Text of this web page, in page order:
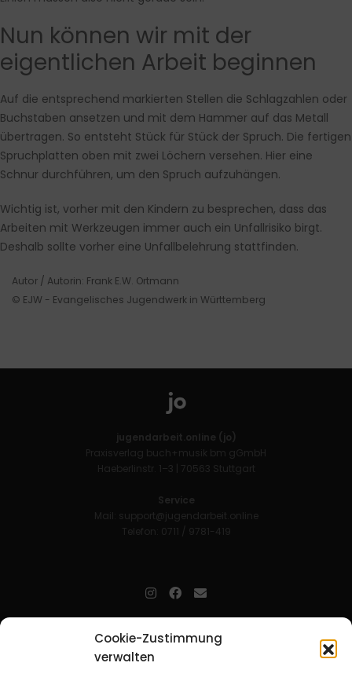
Cookie-Zustimmung
verwalten
Nun können wir mit der
eigentlichen Arbeit beginnen
Auf die entsprechend markierten Stellen die Schlagzahlen oder
Buchstaben ansetzen und mit dem Hammer auf das Metall
übertragen. So entsteht Stück für Stück der Spruch. Die fertigen
Spruchplatten oben mit zwei Löchern versehen. Hier eine
Schnur durchführen, um den Spruch aufzuhängen.
Wichtig ist, vorher mit den Kindern zu besprechen, dass das
Arbeiten mit Werkzeugen immer auch ein Unfallrisiko birgt.
Deshalb sollte vorher eine Unfallbelehrung stattfinden.
Autor / Autorin: Frank E.W. Ortmann
© EJW - Evangelisches Jugendwerk in Württemberg
jugendarbeit.online (jo)
Praxisverlag buch+musik bm gGmbH
Haeberlinstr. 1–3 | 70563 Stuttgart
Service
Mail: support@jugendarbeit.online
Telefon: 0711 / 9781-419
Mitarbeitende in der christlichen Kinder-, Jugend- und jungen
Erwachsenenarbeit. Aufjofindet man unkompliziert und schnell